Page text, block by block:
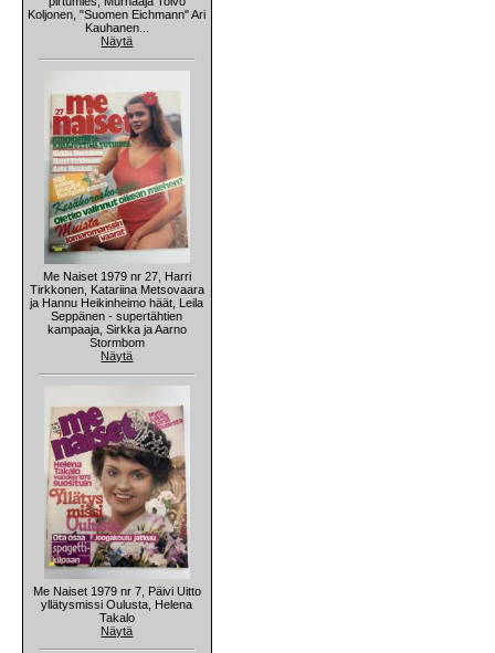
Koljonen, "Suomen Eichmann" Ari
Kauhanen...
Näytä
Me Naiset 1979 nr 27, Harri
Tirkkonen, Katariina Metsovaara
ja Hannu Heikinheimo häät, Leila
Seppänen - supertähtien
kampaaja, Sirkka ja Aarno
Stormbom
Näytä
Me Naiset 1979 nr 7, Päivi Uitto
yllätysmissi Oulusta, Helena
Takalo
Näytä